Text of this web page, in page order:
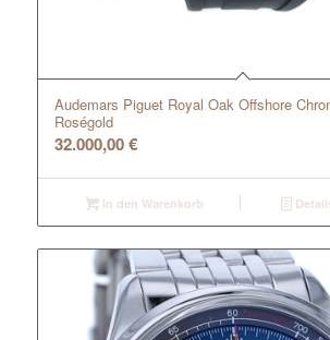
Audemars Piguet Royal Oak Offshore
Roségold
32.000,00€
In den Warenkorb